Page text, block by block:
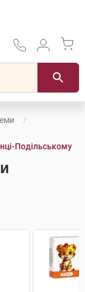
Подільському